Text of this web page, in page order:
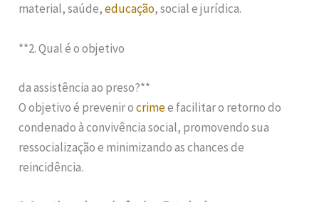
material, saúde,educação, social e jurídica.
**2. Qual é o objetivo
da assistência ao preso?**
O objetivo é prevenir ocrimee facilitar o retorno do
condenado à convivência social, promovendo sua
ressocialização e minimizando as chances de
reincidência.